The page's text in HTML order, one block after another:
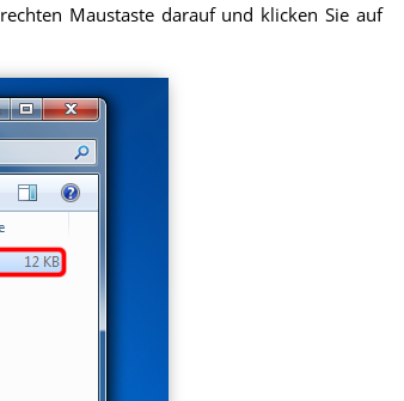
Maustaste darauf und klicken Sie auf